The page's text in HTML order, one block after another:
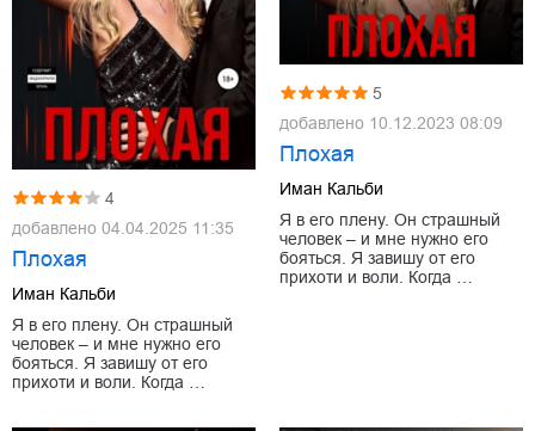
4
добавлено 04.04.2025 11:35
Плохая
Иман Кальби
Я в его плену. Он страшный
человек – и мне нужно его
бояться. Я завишу от его
прихоти и воли. Когда …
5
добавлено 10.12.2023 08:09
Плохая
Иман Кальби
Я в его плену. Он страшный
человек – и мне нужно его
бояться. Я завишу от его
прихоти и воли. Когда …